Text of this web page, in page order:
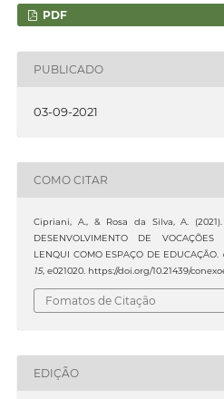
PDF
PUBLICADO
03-09-2021
COMO CITAR
Cipriani, A., & Rosa da Silva, A. (2021).
DESENVOLVIMENTO DE VOCAÇÕES
LENQUI COMO ESPAÇO DE EDUCAÇÃO.
15, e021020. https://doi.org/10.21439/
Fomatos de Citação
EDIÇÃO